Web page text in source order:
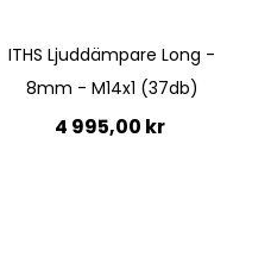
ITHS Ljuddämpare Long -
8mm - M14x1 (37db)
4 995,00 kr